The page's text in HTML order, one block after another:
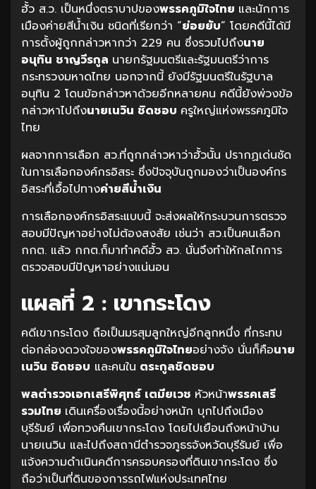
ฮั้ว ส.ว. เป็นหนึ่งตราบาปของพรรคภูมิใจไทย และนักการ
เมืองค่ายสีน้ำเงิน ชนิดที่เรียกว่า “ย่อยยับ” โดยคดีนี้ได้มี
การตั้งผู้ถูกกล่าวหากว่า 229 คน ซึ่งรวมไปถึงนาย
อนุทิน ชาญวีรกูล นายกรัฐมนตรีและรัฐมนตรีว่าการ
กระทรวงมหาดไทย นอกจากนี้ ยังมีรัฐมนตรีในรัฐบาล
อนุทิน 2 โดนข้อกล่าวหาด้วยอีกหลายคน คดีนี้ยังพ่วงข้อ
กล่าวหาไปถึงนายเนวิน ชิดชอบ ครูใหญ่แห่งพรรคภูมิใจ
ไทย
ผลจากการเลือก สว.ที่ถูกกล่าวหาว่าฮั้วนั้น ปรากฏเด่นชัด
ในการเลือกองค์กรอิสระ ซึ่งปัจจุบันถูกมองว่าเป็นองค์กร
อิสระที่เอื้อไปทางค่ายสีน้ำเงิน
การเลือกองค์กรอิสระแบบนี้ จะส่งผลให้กระบวนการตรวจ
สอบมีปัญหาอย่างไม่ต้องสงสัย เช่นว่า สว.เป็นคนเลือก
กกต. แล้ว กกต.ก็มาทำคดีฮั้ว สว. นั่นจึงทำให้กลไกการ
ตรวจสอบมีปัญหาอย่างแน่นอน
แผลที่ 2 : เขากระโดง
คดีเขากระโดง ถือเป็นมรสุมลูกใหญ่อีกลูกหนึ่ง ที่กระทบ
ต่อกล่องดวงใจของพรรคภูมิใจไทยอย่างจัง นั่นก็คือนาย
เนวิน ชิดชอบ และคนใน ตระกูลชิดชอบ
พลตำรวจเอกเสรีพิศุทธ์ เตมียเวช หัวหน้าพรรคเสรี
รวมไทย เดินเครื่องเรื่องนี้อย่างหนัก บุกไปถึงเมือง
บุรีรัมย์ เพื่อทวงคืนเขากระโดง โดยไปเยือนถึงหน้าบ้าน
นายเนวิน และไปถึงสถานีตำรวจภูธรจังหวัดบุรีรัมย์ เพื่อ
แจ้งความดำเนินคดีการครอบครองที่ดินเขากระโดง ซึ่ง
ถือว่าเป็นที่ดินของการรถไฟแห่งประเทศไทย